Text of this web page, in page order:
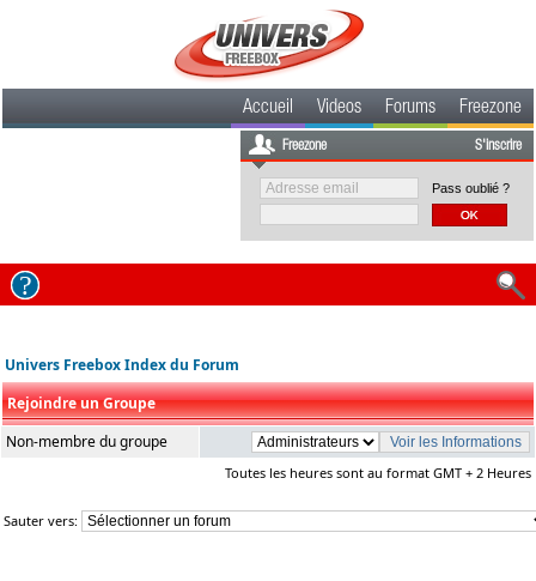
Accueil Videos Forums Freezone
Freezone S'inscrire
Pass oublié ?
Univers Freebox Index du Forum
Rejoindre un Groupe
Non-membre du groupe
Toutes les heures sont au format GMT + 2 Heures
Sauter vers: